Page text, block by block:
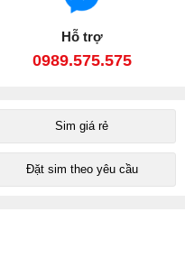
Hỗ trợ
0989.575.575
Sim giá rẻ
Đặt sim theo yêu cầu